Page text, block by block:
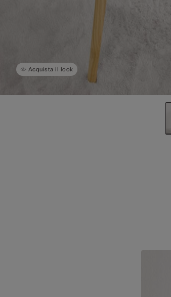
Acquista il look